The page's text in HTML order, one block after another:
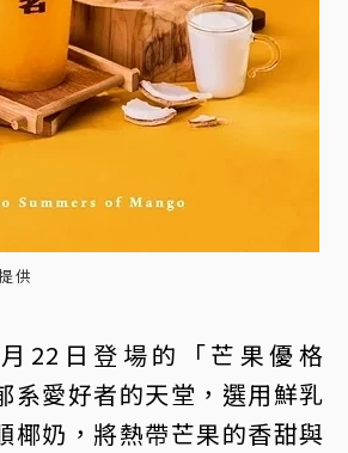
供
22日登場的「芒果優格
系愛好者的天堂，選用鮮乳
椰奶，將熱帶芒果的香甜與